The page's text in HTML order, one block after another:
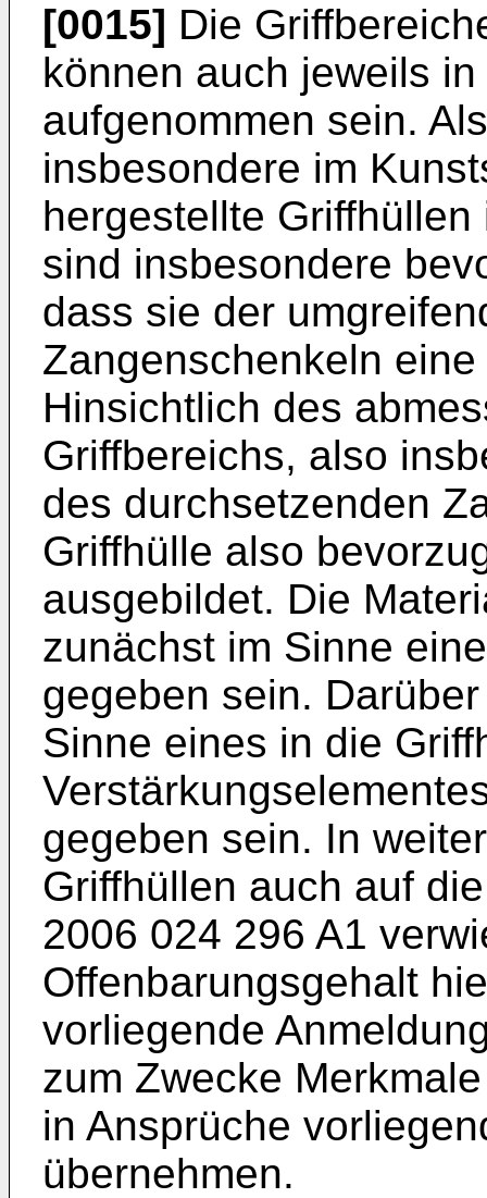
[0015] Die
können auch jeweils
aufgenommen sein.
insbesondere im
hergestellte
sind insbesondere
dass sie der
Zangenschenkeln
Hinsichtlich des
Griffbereichs, also
des durchsetzenden
Griffhülle also
ausgebildet. Die
zunächst im Sinne
gegeben sein.
Sinne eines in die
gegeben sein. In
Griffhüllen auch auf
2006 024 296 A1
Offenbarungsgehalt
vorliegende
zum Zwecke
in Ansprüche
übernehmen.